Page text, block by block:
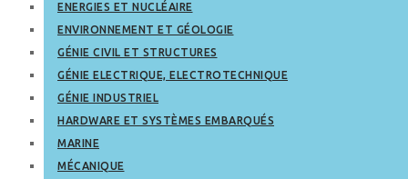
ENERGIES ET NUCLÉAIRE
ENVIRONNEMENT ET GÉOLOGIE
GÉNIE CIVIL ET STRUCTURES
GÉNIE ELECTRIQUE, ELECTROTECHNIQUE
GÉNIE INDUSTRIEL
HARDWARE ET SYSTÈMES EMBARQUÉS
MARINE
MÉCANIQUE